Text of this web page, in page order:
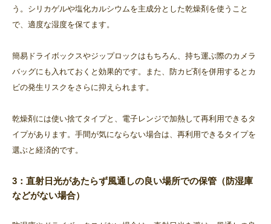
う。シリカゲルや塩化カルシウムを主成分とした乾燥剤を使うこと
で、適度な湿度を保てます。
簡易ドライボックスやジップロックはもちろん、持ち運ぶ際のカメラ
バッグにも入れておくと効果的です。また、防カビ剤を併用するとカ
ビの発生リスクをさらに抑えられます。
乾燥剤には使い捨てタイプと、電子レンジで加熱して再利用できるタ
イプがあります。手間が気にならない場合は、再利用できるタイプを
選ぶと経済的です。
3：直射日光があたらず風通しの良い場所での保管（防湿庫
などがない場合）